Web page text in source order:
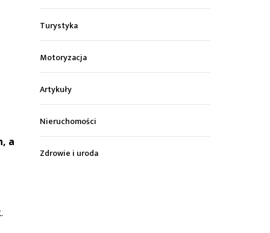
a
Turystyka
Motoryzacja
Artykuły
Nieruchomości
Zdrowie i uroda